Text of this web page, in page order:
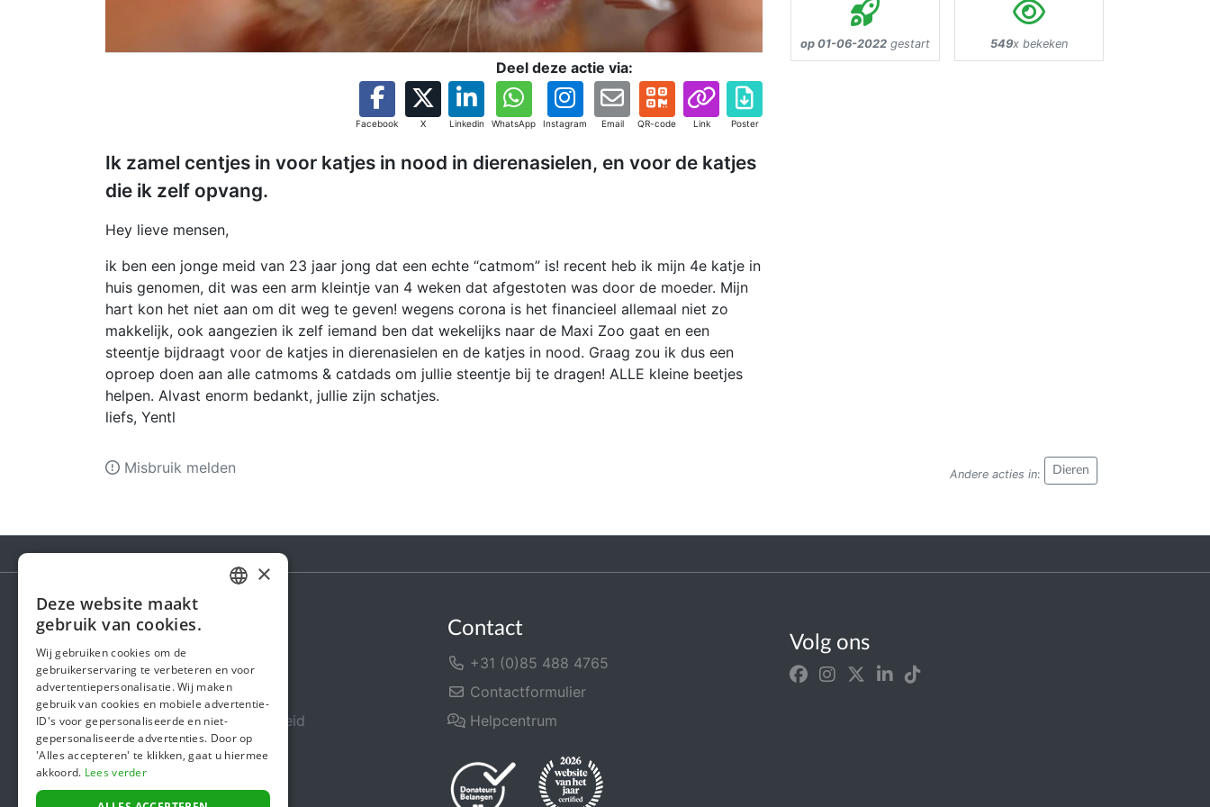
Deel deze actie via:
Facebook X Linkedin WhatsApp Instagram Email QR-code Link Poster
Ik zamel centjes in voor katjes in nood in dierenasielen, en voor de katjes
die ik zelf opvang.
Hey lieve mensen,
ik ben een jonge meid van 23 jaar jong dat een echte “catmom” is! recent heb ik mijn 4e katje in
huis genomen, dit was een arm kleintje van 4 weken dat afgestoten was door de moeder. Mijn
hart kon het niet aan om dit weg te geven! wegens corona is het financieel allemaal niet zo
makkelijk, ook aangezien ik zelf iemand ben dat wekelijks naar de Maxi Zoo gaat en een
steentje bijdraagt voor de katjes in dierenasielen en de katjes in nood. Graag zou ik dus een
oproep doen aan alle catmoms & catdads om jullie steentje bij te dragen! ALLE kleine beetjes
helpen. Alvast enorm bedankt, jullie zijn schatjes.
liefs, Yentl
op 01-06-2022 gestart 549x bekeken
Andere acties in: Dieren
Misbruik melden
Steunactie
Over ons
In de media
Veiligheid & Betrouwbaarheid
Algemene voorwaarden
Privacybeleid
Contact
+31 (0)85 488 4765
Contactformulier
Helpcentrum
Volg ons
ENGLISH
×
Deze website maakt
gebruik van cookies.
Wij gebruiken cookies om de
gebruikerservaring te verbeteren en voor
advertentiepersonalisatie. Wij maken
gebruik van cookies en mobiele advertentie-
ID's voor gepersonaliseerde en niet-
gepersonaliseerde advertenties. Door op
'Alles accepteren' te klikken, gaat u hiermee
akkoord. Lees verder